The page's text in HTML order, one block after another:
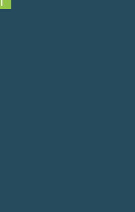
Nach oben scrollen